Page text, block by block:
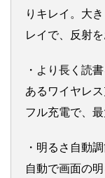
りキレイ。大
レイで、反射
・より長く読
あるワイヤレ
フル充電で、
・明るさ自動
自動で画面の